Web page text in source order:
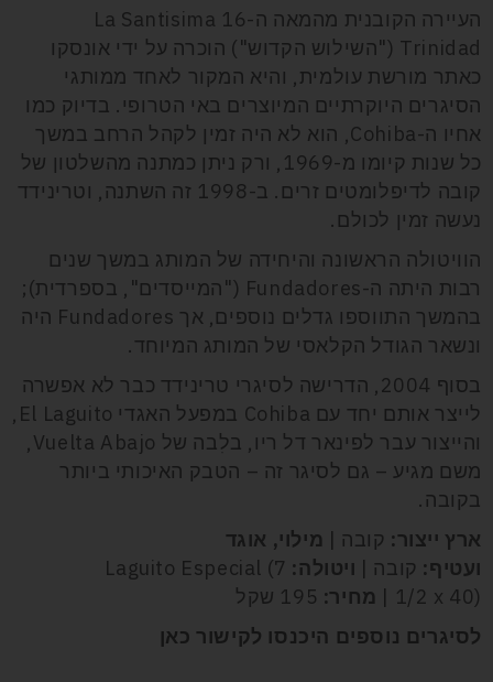
העיירה הקובנית מהמאה ה-16 La Santisima
Trinidad ("השילוש הקדוש") הוכרה על ידי אונסקו
כאתר מורשת עולמית, והיא המקור לאחד ממותגי
הסיגרים היוקרתיים המיוצרים באי הטרופי. בדיוק כמו
אחיו ה-Cohiba, הוא לא היה זמין לקהל הרחב במשך
כל שנות קיומו מ-1969, ורק ניתן כמתנה מהשלטון של
קובה לדיפלומטים זרים. ב-1998 זה השתנה, וטרינידד
נעשה זמין לכולם.
הוויטולה הראשונה והיחידה של המותג במשך שנים
רבות היתה ה-Fundadores ("המייסדים", בספרדית);
בהמשך התווספו גדלים נוספים, אך Fundadores היה
ונשאר הגודל הקלאסי של המותג המיוחד.
בסוף 2004, הדרישה לסיגרי טרינידד כבר לא אפשרה
משם מגיע – גם לסיגר זה – הטבק האיכותי ביותר
בקובה.
ארץ ייצור: קובה | מילוי, אוגד
ועטיף: קובה | ויטולה: Laguito Especial (7
1/2 x 40) |
מחיר:
לסיגרים נוספים היכנסו לקישור כאן